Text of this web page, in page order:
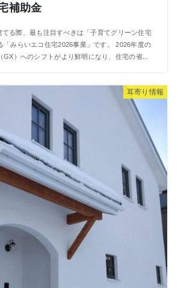
補助金
る際、最も注目すべきは「子育てグリーン住宅
「みらいエコ住宅2026事業」です。 2026年度の
）へのシフトがより鮮明になり、住宅の省...
⽿寄り情報